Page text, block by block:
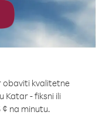
obaviti kvalitetne
Katar - fiksni ili
¢ na minutu.